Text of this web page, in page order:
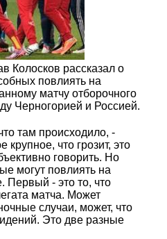
Колосков рассказал о
повлиять на
матчу отборочного
Черногорией и Россией.
там происходило, -
крупное, что грозит, это
говорить. Но
могут повлиять на
Первый - это то, что
матча. Может
случаи, может, что
Это две разные